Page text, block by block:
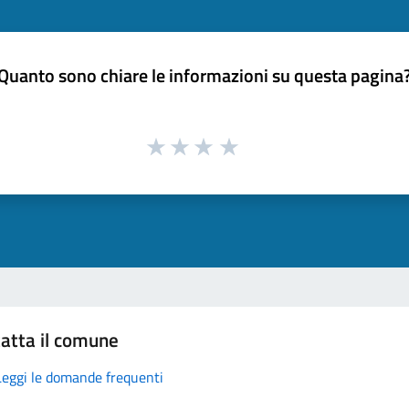
sono chiare le informazioni su questa
il comune
le domande frequenti